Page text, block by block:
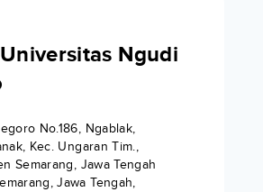
Ngudi
No.186, Ngablak,
Kec. Ungaran Tim.,
Semarang, Jawa Tengah
Jawa Tengah,